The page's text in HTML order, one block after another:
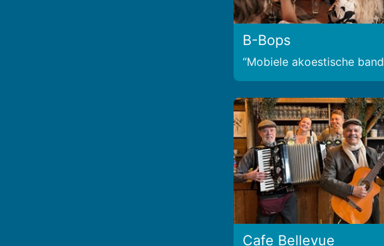
B-Bops
Mobiele akoestische band
Cafe Bellevue